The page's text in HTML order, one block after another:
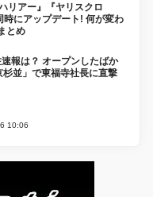
リアー』『ヤリスクロ
時にアップデート! 何が変わ
とめ
報は？ オープンしたばか
並」で東福寺社長に直撃
10:06